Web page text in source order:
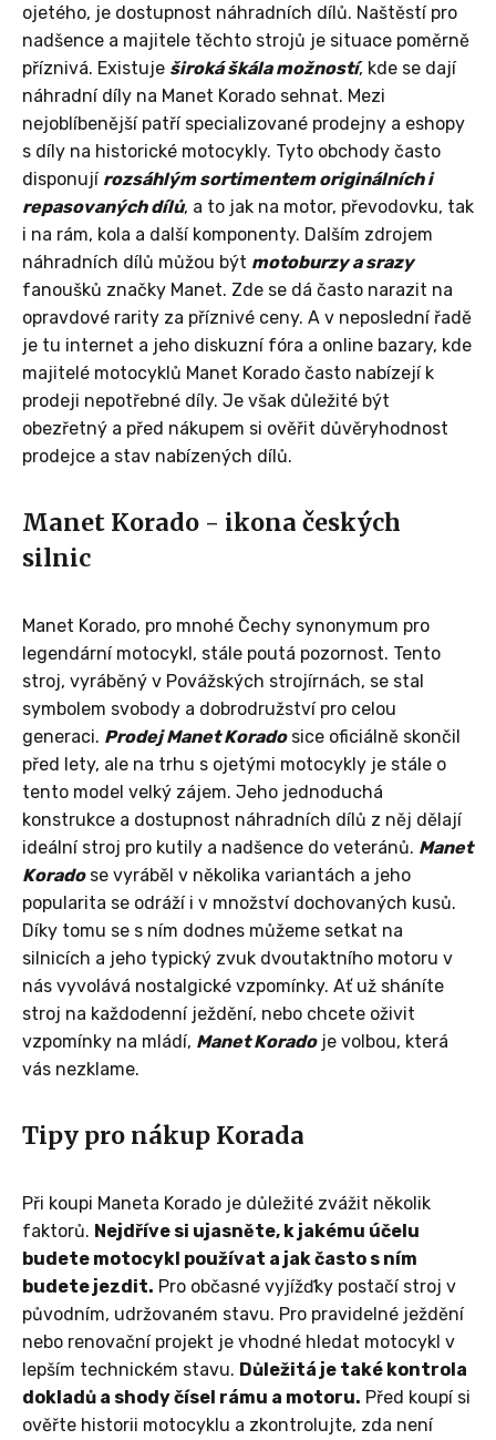
ojetého, je dostupnost náhradních dílů. Naštěstí pro
nadšence a majitele těchto strojů je situace poměrně
příznivá. Existuje široká škála možností, kde se dají
náhradní díly na Manet Korado sehnat. Mezi
nejoblíbenější patří specializované prodejny a eshopy
s díly na historické motocykly. Tyto obchody často
disponují rozsáhlým sortimentem originálních i
repasovaných dílů, a to jak na motor, převodovku, tak
i na rám, kola a další komponenty. Dalším zdrojem
náhradních dílů můžou být motoburzy a srazy
fanoušků značky Manet. Zde se dá často narazit na
opravdové rarity za příznivé ceny. A v neposlední řadě
je tu internet a jeho diskuzní fóra a online bazary, kde
majitelé motocyklů Manet Korado často nabízejí k
prodeji nepotřebné díly. Je však důležité být
obezřetný a před nákupem si ověřit důvěryhodnost
prodejce a stav nabízených dílů.
Manet Korado - ikona českých
silnic
Manet Korado, pro mnohé Čechy synonymum pro
legendární motocykl, stále poutá pozornost. Tento
stroj, vyráběný v Povážských strojírnách, se stal
symbolem svobody a dobrodružství pro celou
generaci. Prodej Manet Koradosice oficiálně skončil
před lety, ale na trhu s ojetými motocykly je stále o
tento model velký zájem. Jeho jednoduchá
konstrukce a dostupnost náhradních dílů z něj dělají
ideální stroj pro kutily a nadšence do veteránů. Manet
Koradose vyráběl v několika variantách a jeho
popularita se odráží i v množství dochovaných kusů.
Díky tomu se s ním dodnes můžeme setkat na
silnicích a jeho typický zvuk dvoutaktního motoru v
nás vyvolává nostalgické vzpomínky. Ať už sháníte
stroj na každodenní ježdění, nebo chcete oživit
vzpomínky na mládí, Manet Koradoje volbou, která
vás nezklame.
Tipy pro nákup Korada
Při koupi Maneta Korado je důležité zvážit několik
faktorů. Nejdříve si ujasněte, k jakému účelu
budete motocykl používat a jak často s ním
budete jezdit. Pro občasné vyjížďky postačí stroj v
původním, udržovaném stavu. Pro pravidelné ježdění
nebo renovační projekt je vhodné hledat motocykl v
lepším technickém stavu. Důležitá je také kontrola
dokladů a shody čísel rámu a motoru. Před koupí si
ověřte historii motocyklu a zkontrolujte, zda není